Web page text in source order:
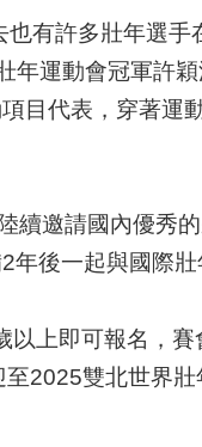
有許多壯年選
年運動會冠軍許
目代表，穿著運
邀請國內優秀
後一起與國際壯
上即可報名，
2025雙北世界壯